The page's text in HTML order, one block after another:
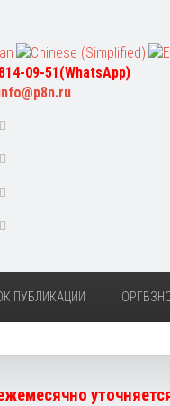
09-51(WhatsApp)
ПУБЛИКАЦИИ